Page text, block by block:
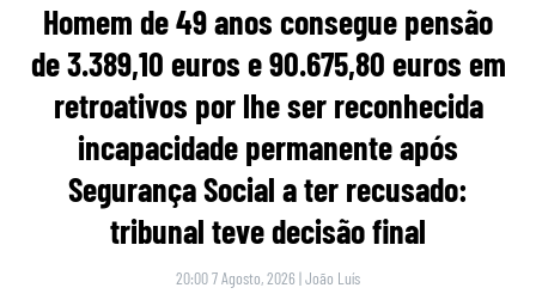
Homem de 49 anos consegue pensão
de 3.389,10 euros e 90.675,80 euros em
retroativos por lhe ser reconhecida
incapacidade permanente após
Segurança Social a ter recusado:
tribunal teve decisão final
20:00 7 Agosto, 2026 |João Luís